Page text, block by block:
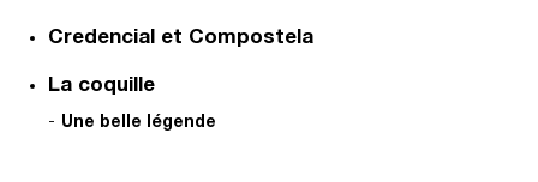
Credencial et Compostela
La coquille
Une belle légende